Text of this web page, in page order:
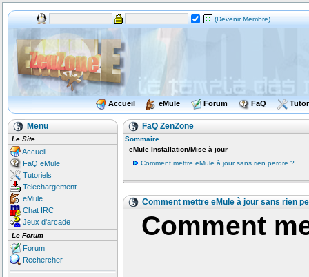
(Devenir Membre)
Accueil eMule Forum FaQ
Menu
Le Site
Accueil
FaQ eMule
Tutoriels
Telechargement
eMule
Chat IRC
Jeux d'arcade
Le Forum
Forum
Rechercher
FaQ ZenZone
Sommaire
eMule Installation/Mise à jour
Comment mettre eMule à jour sans rien perdre ?
Comment mettre eMule à jour sans rien
Comment